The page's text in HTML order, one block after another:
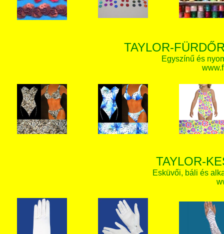
TAYLOR-
Egyszínű és
TAYLOR-
Esküvői, báli és